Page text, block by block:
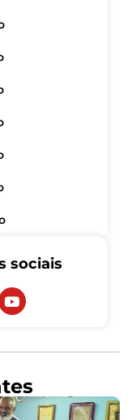
sociais